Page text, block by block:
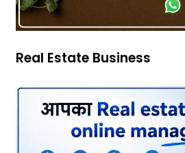
Real Estate Business